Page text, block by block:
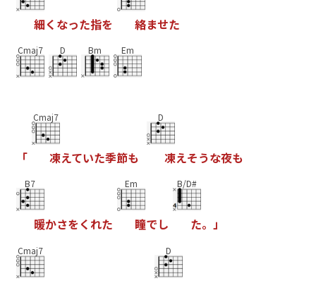
細く なった指を 絡ませた
Cmaj7 D Bm Em
「
Cmaj7
凍えていた季節も
D
凍えそうな夜も
B7
暖かさをく れた
Em
瞳でし
B/D#
た。 」
Cmaj7 D